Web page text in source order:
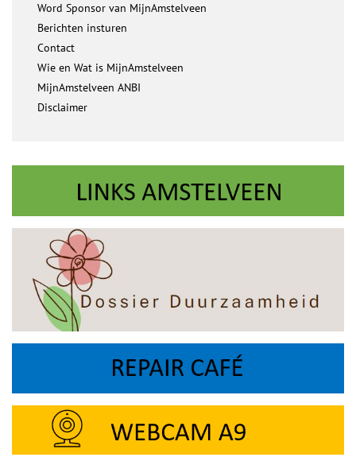
Word Sponsor van MijnAmstelveen
Berichten insturen
Contact
Wie en Wat is MijnAmstelveen
MijnAmstelveen ANBI
Disclaimer